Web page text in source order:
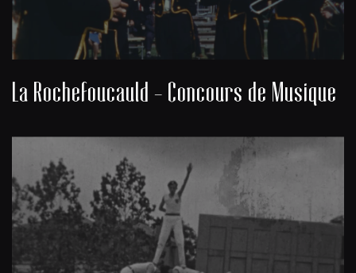
La Rochefoucauld - Concours de Musique